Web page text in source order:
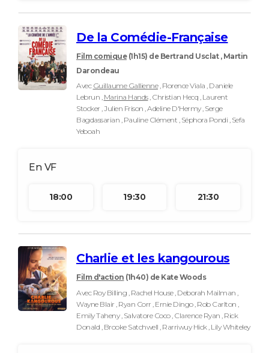
De la Comédie-Française
Film comique (1h15) de Bertrand Usclat , Martin
Darondeau
Avec Guillaume Gallienne, Florence Viala , Daniele
Lebrun , Marina Hands, Christian Hecq , Laurent
Stocker , Julien Frison , Adeline D'Hermy , Serge
Bagdassarian , Pauline Clément , Séphora Pondi , Sefa
Yeboah
18:00 19:30 21:30
Charlie et les kangourous
Film d'action (1h40) de Kate Woods
Avec Roy Billing , Rachel House , Deborah Mailman ,
Wayne Blair , Ryan Corr , Ernie Dingo , Rob Carlton ,
Emily Taheny , Salvatore Coco , Clarence Ryan , Rick
Donald , Brooke Satchwell , Rarriwuy Hick , Lily Whiteley